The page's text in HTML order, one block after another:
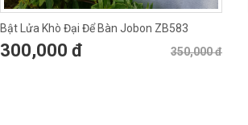
Bật Lửa Khò Đại Để Bàn Jobon ZB583
350,000 đ
300,000 đ